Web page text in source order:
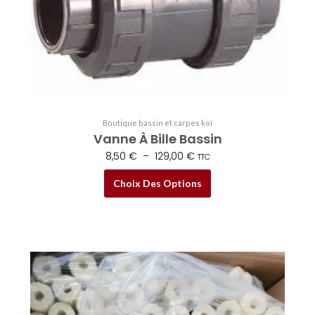
Boutique bassin et carpes koï
Vanne À Bille Bassin
8,50 € – 129,00 € TTC
Choix Des Options
choisies
sur
la
page